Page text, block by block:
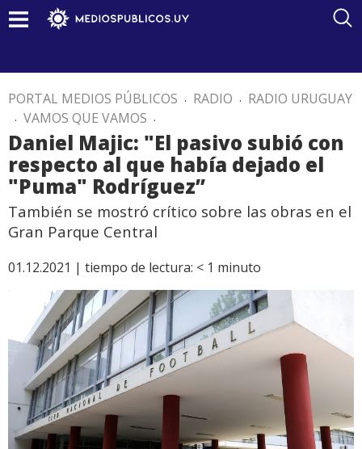
PORTAL MEDIOS PÚBLICOS . RADIO . RADIO URUGUAY
. VAMOS QUE VAMOS .
Daniel Majic: "El pasivo subió con
respecto al que había dejado el
"Puma" Rodríguez”
También se mostró crítico sobre las obras en el
Gran Parque Central
01.12.2021 | tiempo de lectura: < 1 minuto